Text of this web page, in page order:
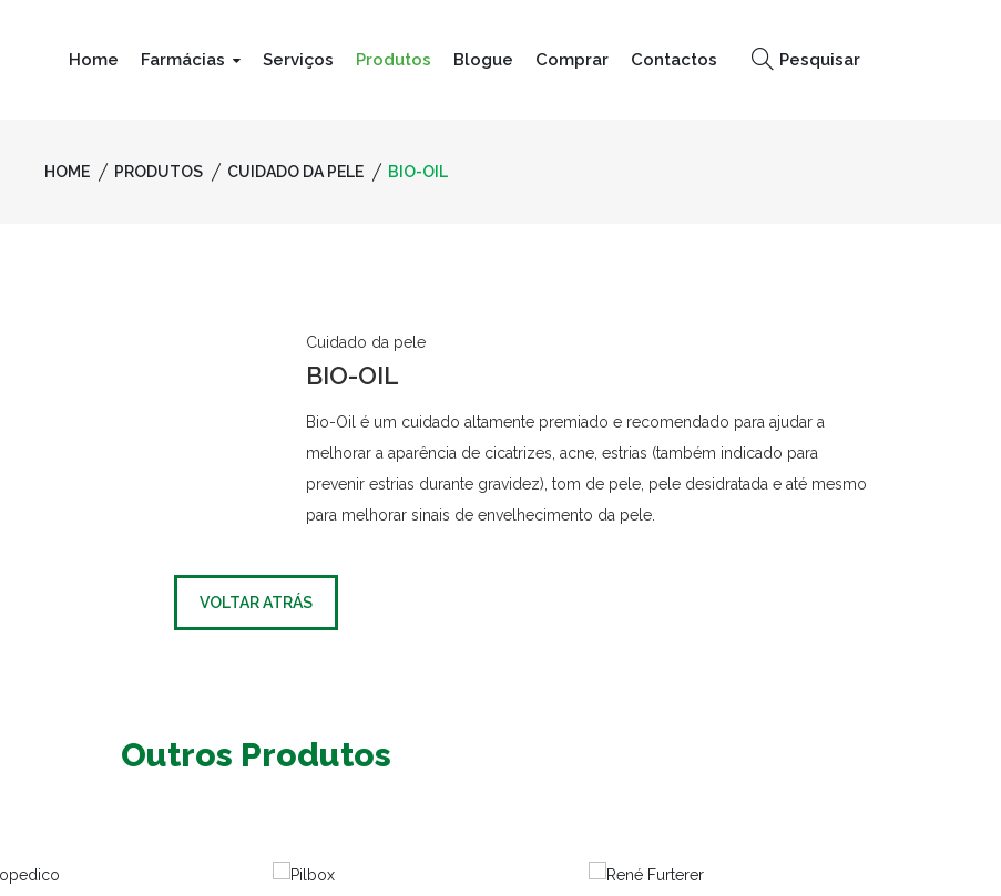
Home Farmácias Serviços Produtos Blogue Comprar Contactos Pesquisar
HOME PRODUTOS CUIDADO DA PELE BIO-OIL
Cuidado da pele
BIO-OIL
Bio-Oil é um cuidado altamente premiado e recomendado para ajudar a
melhorar a aparência de cicatrizes, acne, estrias (também indicado para
prevenir estrias durante gravidez), tom de pele, pele desidratada e até mesmo
para melhorar sinais de envelhecimento da pele.
VOLTAR ATRÁS
Outros Produtos